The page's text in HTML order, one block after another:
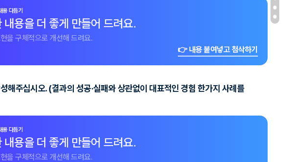
용 다듬기
내용을 더 좋게 만들어 드려요.
을 구체적으로 개선해 드려요.
👉 내용 붙여넣고 첨삭하기
해주십시오. (결과의 성공·실패와 상관없이 대표적인 경험 한가지 사례를
용 다듬기
내용을 더 좋게 만들어 드려요.
을 구체적으로 개선해 드려요.